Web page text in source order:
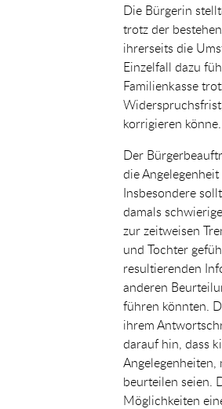
Die Bürgerin
trotz der
ihrerseits die
Einzelfall dazu
Familienkasse
korrigieren könne.
Der
die
Insbesondere
damals
zur zeitweisen
und Tochter
resultierenden
anderen
führen könnten.
ihrem
darauf hin, dass
Angelegenheiten,
beurteilen seien.
Möglichkeiten